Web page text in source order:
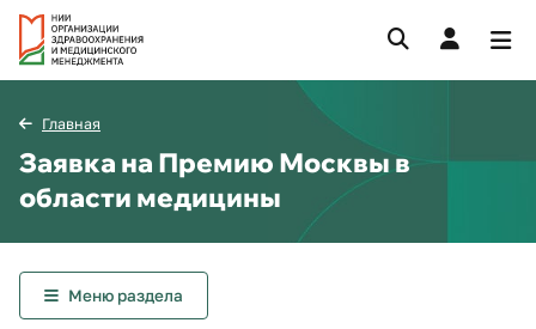
Главная
Заявка на Премию Москвы в
области медицины
Меню раздела